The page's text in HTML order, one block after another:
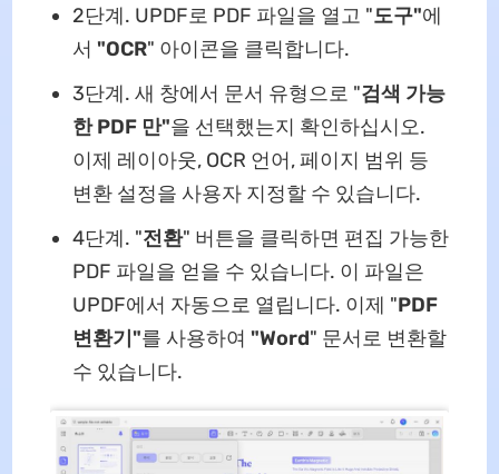
2단계. UPDF로 PDF 파일을 열고 "도구"에
서 "OCR" 아이콘을 클릭합니다.
3단계. 새 창에서 문서 유형으로 "검색 가능
한 PDF 만"을 선택했는지 확인하십시오.
이제 레이아웃, OCR 언어, 페이지 범위 등
변환 설정을 사용자 지정할 수 있습니다.
4단계. "전환" 버튼을 클릭하면 편집 가능한
PDF 파일을 얻을 수 있습니다. 이 파일은
UPDF에서 자동으로 열립니다. 이제 "PDF
변환기"를 사용하여 "Word" 문서로 변환할
수 있습니다.